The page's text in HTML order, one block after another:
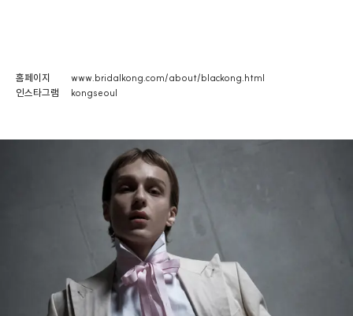
홈페이지
www.bridalkong.com/about/blackong.html
인스타그램
kongseoul